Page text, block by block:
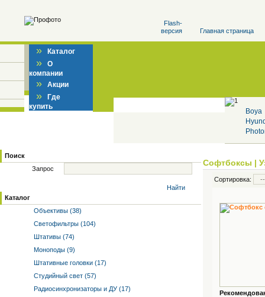
Flash-
версия
Главная страница
» Каталог
» О
компании
» Акции
» Где
купить
Boya
Поиск
Запрос
Найти
Каталог
Объективы (38)
Светофильтры (104)
Штативы (74)
Моноподы (9)
Штативные головки (17)
Студийный свет (57)
Радиосинхронизаторы и ДУ (17)
Софтбоксы |
Сортировка: